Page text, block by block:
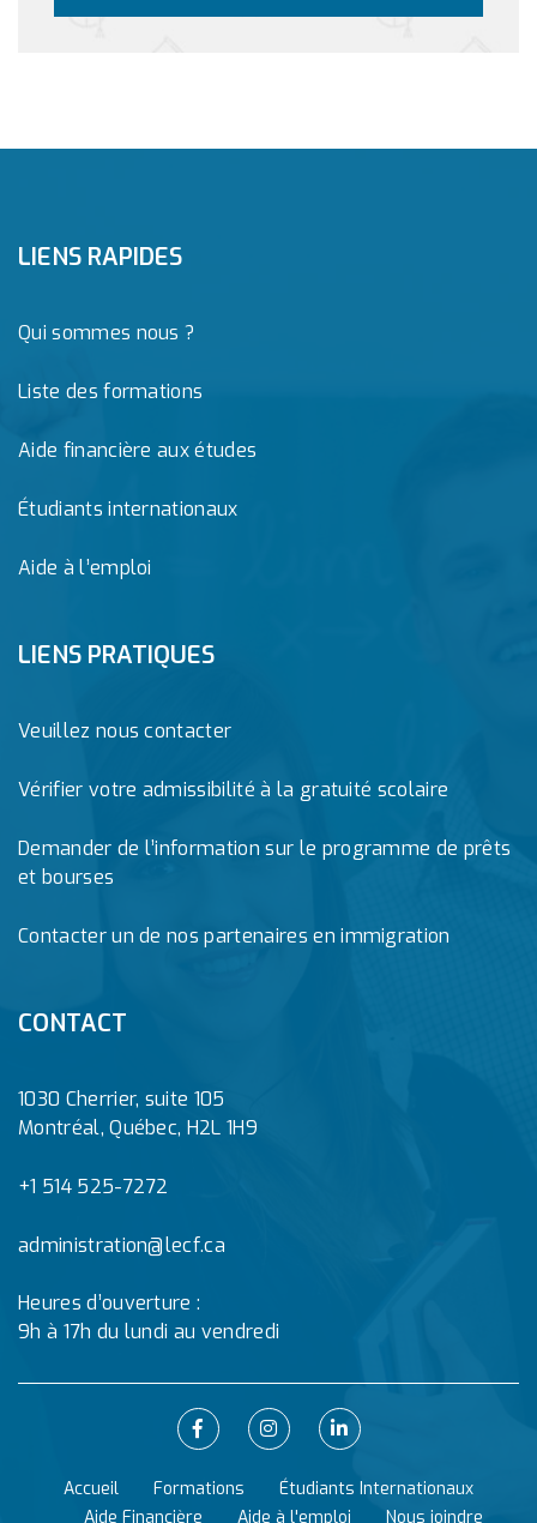
LIENS RAPIDES
Qui sommes nous ?
Liste des formations
Aide financière aux études
Étudiants internationaux
Aide à l’emploi
LIENS PRATIQUES
Veuillez nous contacter
Vérifier votre admissibilité à la gratuité scolaire
Demander de l’information sur le programme de prêts
et bourses
Contacter un de nos partenaires en immigration
CONTACT
1030 Cherrier, suite 105
Montréal, Québec, H2L 1H9
+1 514 525-7272
administration@lecf.ca
Heures d’ouverture :
9h à 17h du lundi au vendredi
Accueil Formations
Étudiants Internationaux
Aide Financière
Aide à l'emploi Nous joindre